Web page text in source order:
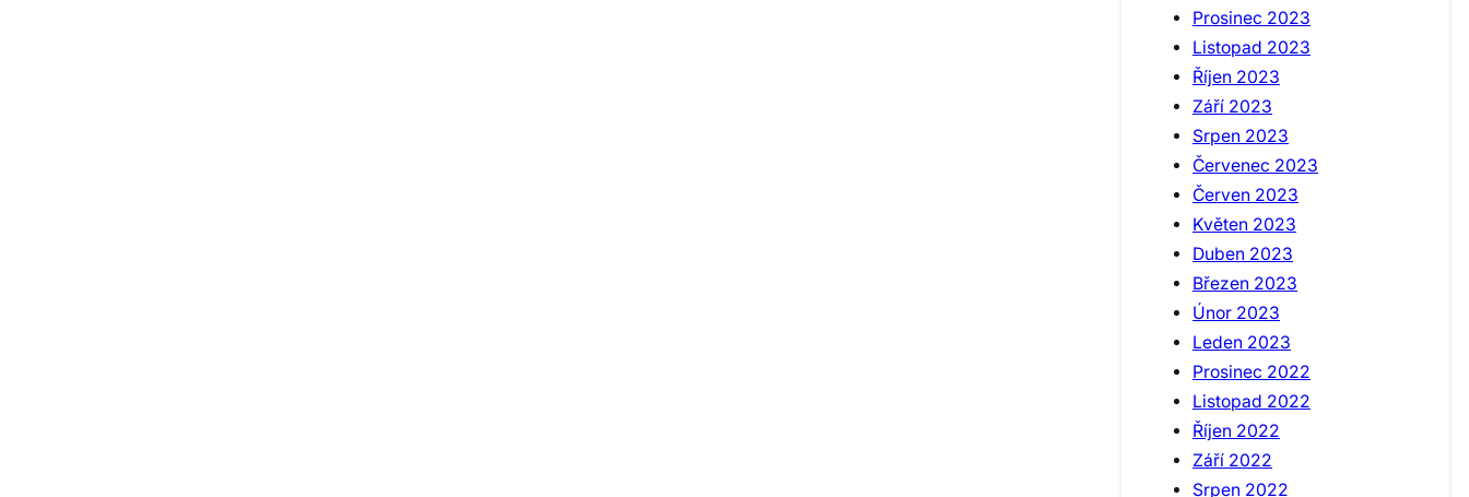
Prosinec 2023
Listopad 2023
Říjen 2023
Září 2023
Srpen 2023
Červenec 2023
Červen 2023
Květen 2023
Duben 2023
Březen 2023
Únor 2023
Leden 2023
Prosinec 2022
Listopad 2022
Říjen 2022
Září 2022
Srpen 2022